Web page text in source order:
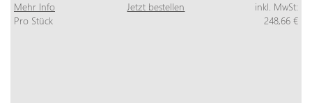
Mehr Info Jetzt bestellen
inkl. MwSt:
Pro Stück
248,66 €